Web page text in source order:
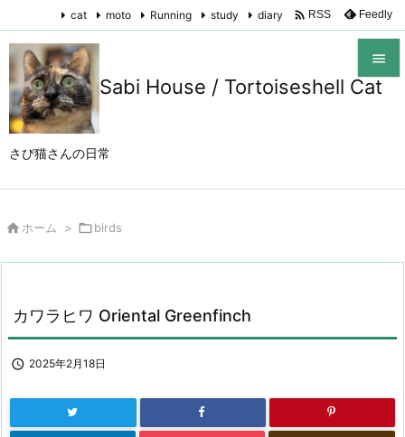
Sabi House / Tortoiseshell Cat
さび猫さんの日常



cat moto Running study diary  RSS Feedly
 ホーム > birds
カワラヒワ Oriental Greenfinch
 2025年2月18日